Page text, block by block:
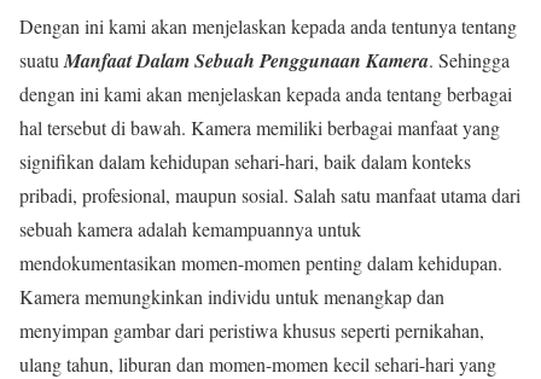
Dengan ini kami akan menjelaskan kepada anda tentunya tentang
suatuManfaat Dalam Sebuah Penggunaan Kamera. Sehingga
dengan ini kami akan menjelaskan kepada anda tentang berbagai
hal tersebut di bawah. Kamera memiliki berbagai manfaat yang
signifikan dalam kehidupan sehari-hari, baik dalam konteks
pribadi, profesional, maupun sosial. Salah satu manfaat utama dari
sebuah kamera adalah kemampuannya untuk
mendokumentasikan momen-momen penting dalam kehidupan.
Kamera memungkinkan individu untuk menangkap dan
menyimpan gambar dari peristiwa khusus seperti pernikahan,
ulang tahun, liburan dan momen-momen kecil sehari-hari yang